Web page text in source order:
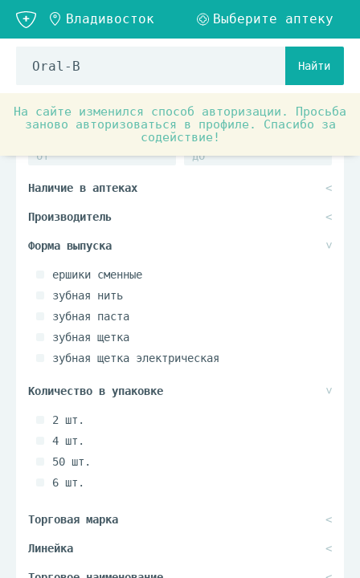
Найти
На сайте изменился способ авторизации. Просьба
заново авторизоваться в профиле. Спасибо за
содействие!
ершики сменные
зубная нить
зубная паста
зубная щетка
зубная щетка электрическая
2 шт.
4 шт.
50 шт.
6 шт.